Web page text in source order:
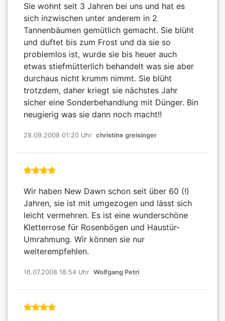
Sie wohnt seit 3 Jahren bei uns und hat es
sich inzwischen unter anderem in 2
Tannenbäumen gemütlich gemacht. Sie blüht
und duftet bis zum Frost und da sie so
problemlos ist, wurde sie bis heuer auch
etwas stiefmütterlich behandelt was sie aber
durchaus nicht krumm nimmt. Sie blüht
trotzdem, daher kriegt sie nächstes Jahr
sicher eine Sonderbehandlung mit Dünger. Bin
neugierig was sie dann noch macht!!
28.09.2008 01:20 Uhr christine greisinger
Wir haben New Dawn schon seit über 60 (!)
Jahren, sie ist mit umgezogen und lässt sich
leicht vermehren. Es ist eine wunderschöne
Kletterrose für Rosenbögen und Haustür-
Umrahmung. Wir können sie nur
weiterempfehlen.
16.07.2008 18:54 Uhr Wolfgang Petri